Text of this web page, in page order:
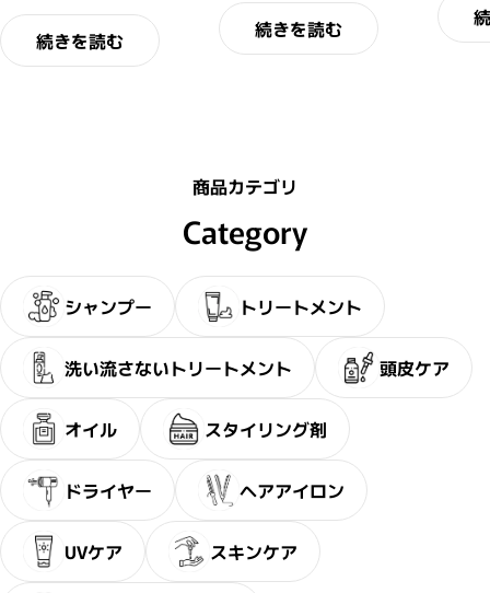
続きを読む 続きを読む
商品カテゴリ
Category
シャンプー トリートメント
洗い流さないトリートメント 頭皮ケア
オイル スタイリング剤
ドライヤー ヘアアイロン
UVケア スキンケア